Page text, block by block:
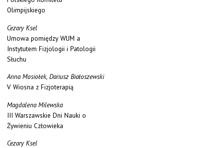
Olimpijskiego
Cezary Ksel
Umowa pomiędzy WUM a
Instytutem Fizjologii i Patologii
Słuchu
Anna Mosiołek, Dariusz Białoszewski
V Wiosna z Fizjoterapią
Magdalena Milewska
III Warszawskie Dni Nauki o
Żywieniu Człowieka
Cezary Ksel